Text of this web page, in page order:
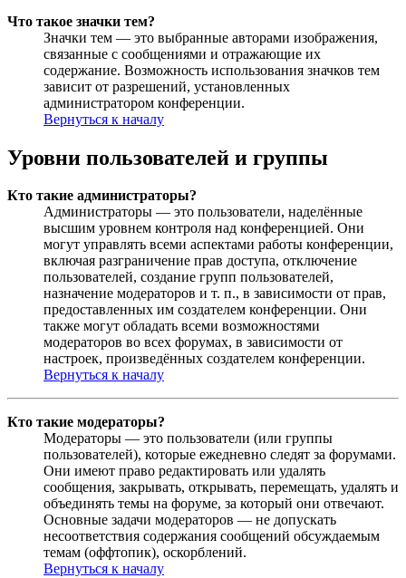
Что такое значки тем?
Значки тем — это выбранные авторами изображения,
связанные с сообщениями и отражающие их
содержание. Возможность использования значков тем
зависит от разрешений, установленных
администратором конференции.
Вернуться к началу
Уровни пользователей и группы
Кто такие администраторы?
Администраторы — это пользователи, наделённые
высшим уровнем контроля над конференцией. Они
могут управлять всеми аспектами работы конференции,
включая разграничение прав доступа, отключение
пользователей, создание групп пользователей,
назначение модераторов и т. п., в зависимости от прав,
предоставленных им создателем конференции. Они
также могут обладать всеми возможностями
модераторов во всех форумах, в зависимости от
настроек, произведённых создателем конференции.
Вернуться к началу
Кто такие модераторы?
Модераторы — это пользователи (или группы
пользователей), которые ежедневно следят за форумами.
Они имеют право редактировать или удалять
сообщения, закрывать, открывать, перемещать, удалять и
объединять темы на форуме, за который они отвечают.
Основные задачи модераторов — не допускать
несоответствия содержания сообщений обсуждаемым
темам (оффтопик), оскорблений.
Вернуться к началу